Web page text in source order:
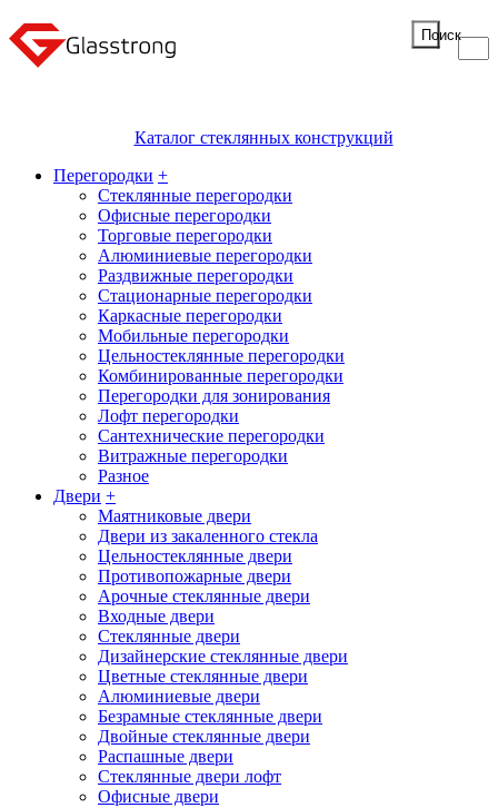
Поиск
Каталог стеклянных конструкций
Перегородки +
Стеклянные перегородки
Офисные перегородки
Торговые перегородки
Алюминиевые перегородки
Раздвижные перегородки
Стационарные перегородки
Каркасные перегородки
Мобильные перегородки
Цельностеклянные перегородки
Комбинированные перегородки
Перегородки для зонирования
Лофт перегородки
Сантехнические перегородки
Витражные перегородки
Разное
Двери +
Маятниковые двери
Двери из закаленного стекла
Цельностеклянные двери
Противопожарные двери
Арочные стеклянные двери
Входные двери
Стеклянные двери
Дизайнерские стеклянные двери
Цветные стеклянные двери
Алюминиевые двери
Безрамные стеклянные двери
Двойные стеклянные двери
Распашные двери
Стеклянные двери лофт
Офисные двери